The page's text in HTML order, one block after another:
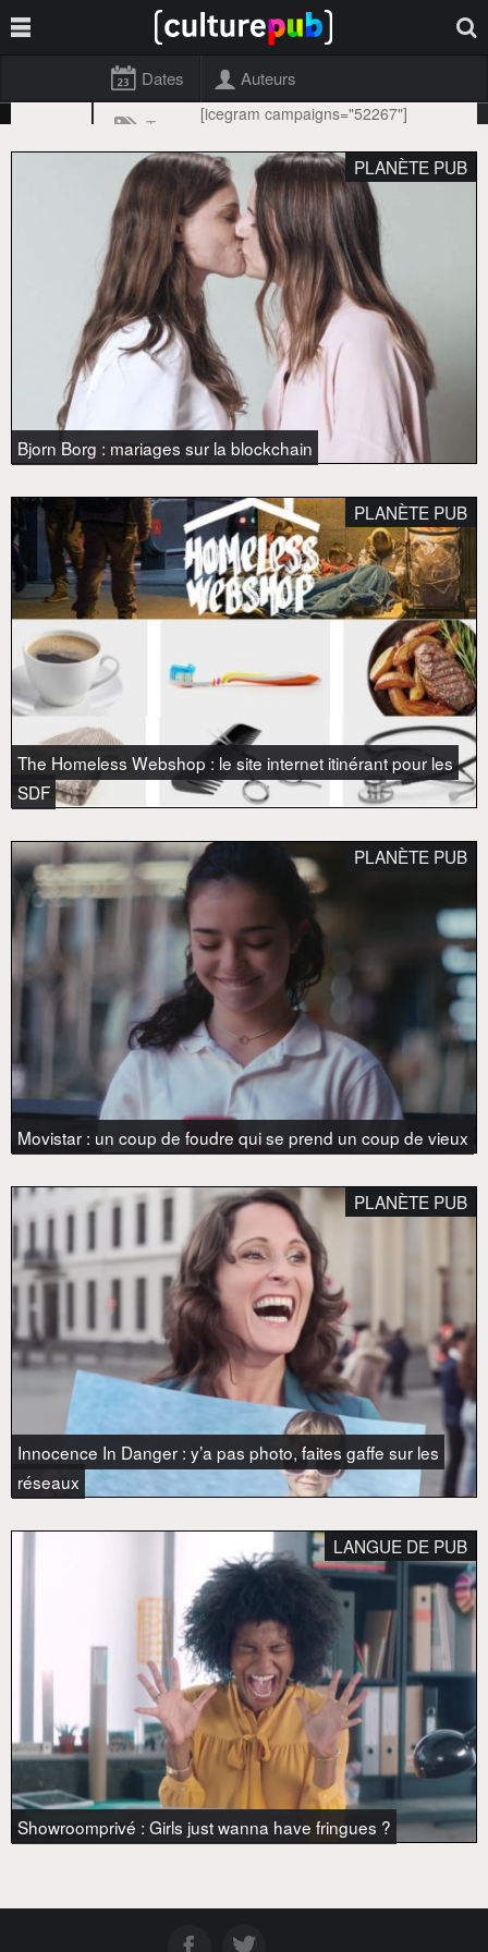
Dates Auteurs
Tags
[icegram campaigns="52267"]
PLANÈTE PUB
Bjorn Borg : mariages sur la blockchain
PLANÈTE PUB
The Homeless Webshop : le site internet itinérant pour les
SDF
PLANÈTE PUB
Movistar : un coup de foudre qui se prend un coup de vieux
PLANÈTE PUB
Innocence In Danger : y’a pas photo, faites gaffe sur les
réseaux
LANGUE DE PUB
Showroomprivé : Girls just wanna have fringues ?